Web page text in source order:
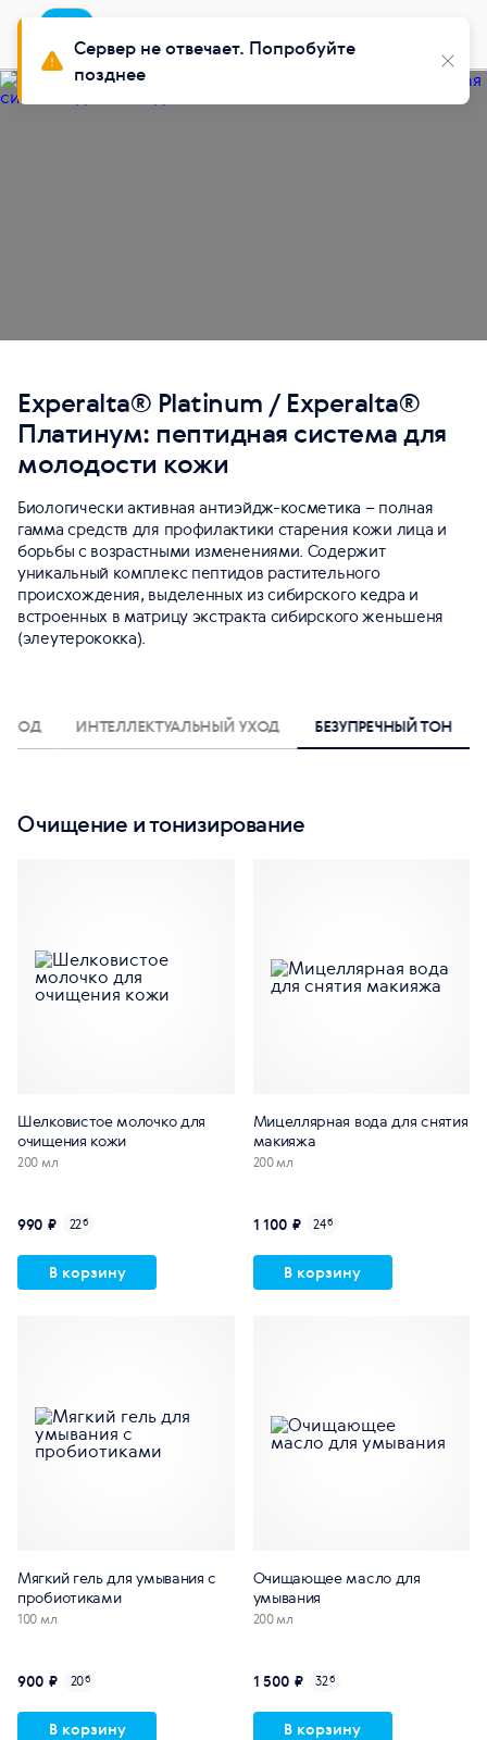
Buy Siberian
Experalta® Platinum / Experalta®
Платинум: пептидная система для
молодости кожи
Биологически активная антиэйдж-косметика – полная
гамма средств для профилактики старения кожи лица и
борьбы с возрастными изменениями. Содержит
уникальный комплекс пептидов растительного
происхождения, выделенных из сибирского кедра и
встроенных в матрицу экстракта сибирского женьшеня
(элеутерококка).
ИНТЕЛЛЕКТУАЛЬНЫЙ УХОД БЕЗУПРЕЧНЫЙ ТОН
Очищение и тонизирование
Шелковистое молочко для
очищения кожи
200 мл
990 ₽ 22б
В корзину
Мицеллярная вода для снятия
макияжа
200 мл
1 100 ₽ 24б
В корзину
Мягкий гель для умывания с
пробиотиками
100 мл
900 ₽ 20б
В корзину
Очищающее масло для
умывания
200 мл
1 500 ₽ 32б
В корзину
Сервер не отвечает. Попробуйте
позднее